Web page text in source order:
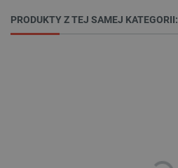
PRODUKTY Z TEJ SAMEJ KATEGORII: